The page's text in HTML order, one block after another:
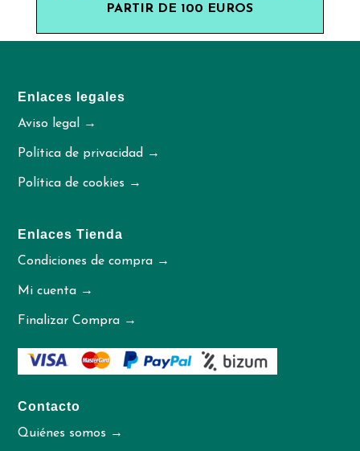
PARTIR DE 100 EUROS
Enlaces legales
Aviso legal →
Política de privacidad →
Política de cookies →
Enlaces Tienda
Condiciones de compra →
Mi cuenta →
Finalizar Compra →
Contacto
Quiénes somos →